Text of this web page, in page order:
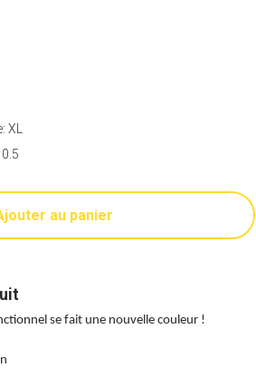
XL
au panier
se fait une nouvelle couleur !